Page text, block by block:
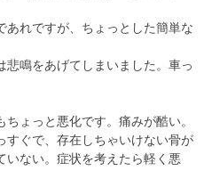
あれですが、ちょっとした簡単な
鳴をあげてしまいました。車っ
ょっと悪化です。痛みが酷い。
すぐで、存在しちゃいけない骨が
ない。症状を考えたら軽く悪